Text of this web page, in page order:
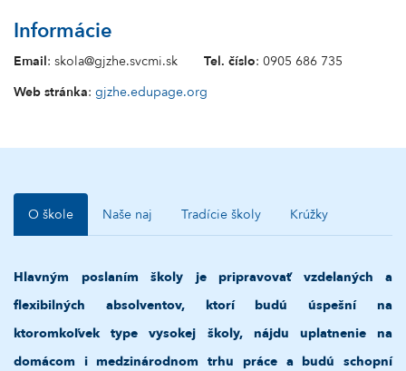
Informácie
Email: skola@gjzhe.svcmi.sk Tel. číslo: 0905 686 735
Web stránka: gjzhe.edupage.org
O škole Naše naj Tradície školy Krúžky
Hlavným poslaním školy je pripravovať vzdelaných a
flexibilných absolventov, ktorí budú úspešní na
ktoromkoľvek type vysokej školy, nájdu uplatnenie na
domácom i medzinárodnom trhu práce a budú schopní